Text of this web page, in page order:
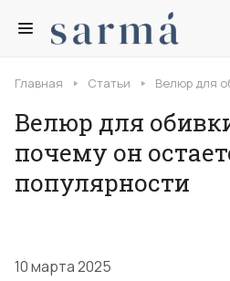
Главная Статьи Велюр для
Велюр для
почему он
популярности
10 марта 2025